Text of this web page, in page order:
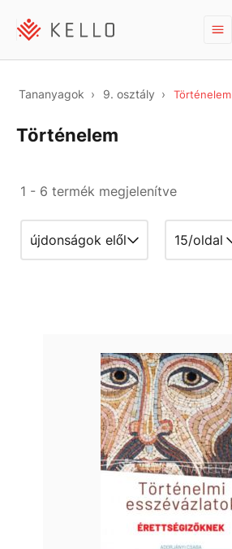
Tananyagok 9. osztály Történelem
Történelem
1 - 6 termék megjelenítve